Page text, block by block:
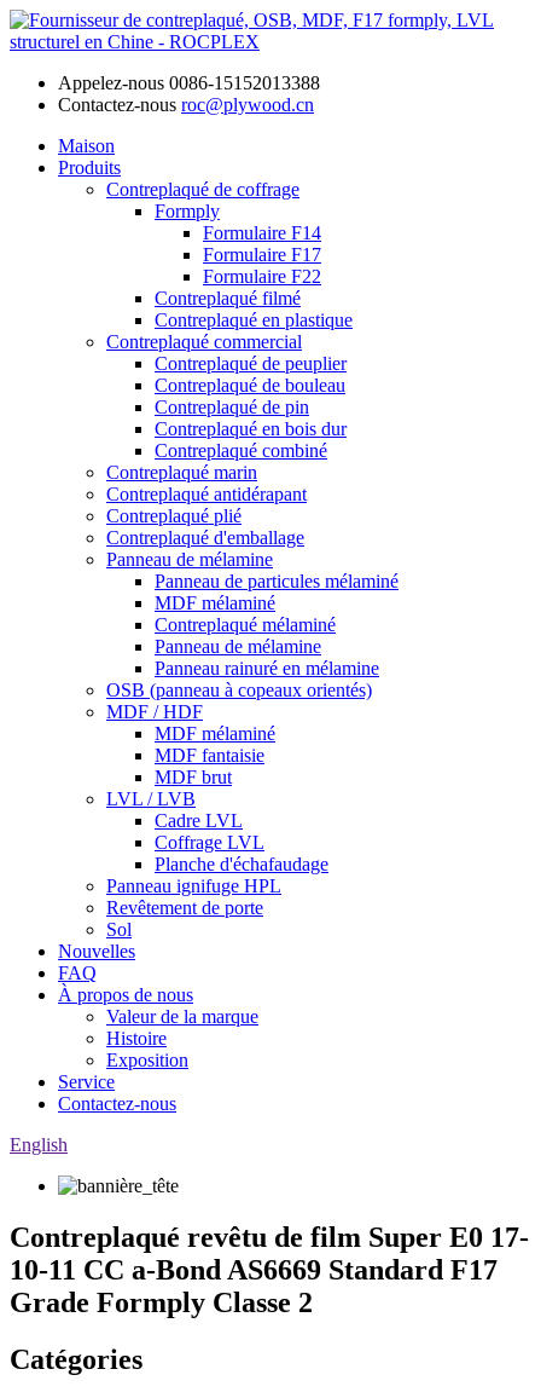
Appelez-nous 0086-15152013388
Contactez-nous roc@plywood.cn
Maison
Produits
Contreplaqué de coffrage
Formply
Formulaire F14
Formulaire F17
Formulaire F22
Contreplaqué filmé
Contreplaqué en plastique
Contreplaqué commercial
Contreplaqué de peuplier
Contreplaqué de bouleau
Contreplaqué de pin
Contreplaqué en bois dur
Contreplaqué combiné
Contreplaqué marin
Contreplaqué antidérapant
Contreplaqué plié
Contreplaqué d'emballage
Panneau de mélamine
Panneau de particules mélaminé
MDF mélaminé
Contreplaqué mélaminé
Panneau de mélamine
Panneau rainuré en mélamine
OSB (panneau à copeaux orientés)
MDF / HDF
MDF mélaminé
MDF fantaisie
MDF brut
LVL / LVB
Cadre LVL
Coffrage LVL
Planche d'échafaudage
Panneau ignifuge HPL
Revêtement de porte
Sol
Nouvelles
FAQ
À propos de nous
Valeur de la marque
Histoire
Exposition
Service
Contactez-nous
English
Contreplaqué revêtu de film Super E0 17-
10-11 CC a-Bond AS6669 Standard F17
Grade Formply Classe 2
Catégories